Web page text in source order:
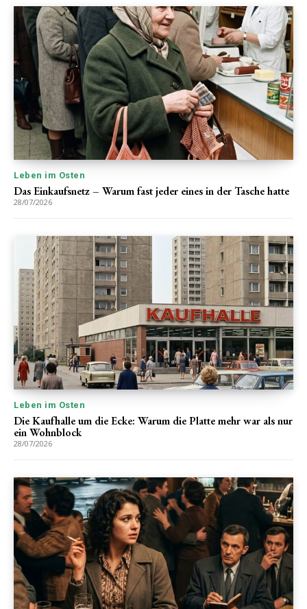
Leben im Osten
Das Einkaufsnetz – Warum fast jeder eines in der Tasche hatte
28/07/2026
Leben im Osten
Die Kaufhalle um die Ecke: Warum die Platte mehr war als nur
ein Wohnblock
28/07/2026